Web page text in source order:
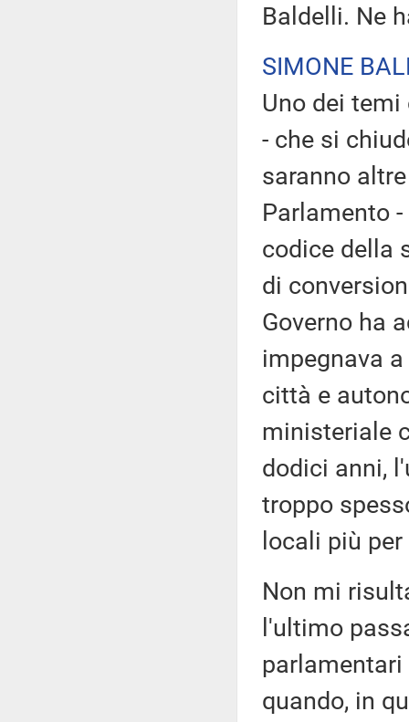
Baldelli. Ne
SIMONE
Uno dei
- che si
saranno
Parlamento
codice della
di
Governo ha
impegnava
città e
ministeriale
dodici anni,
troppo
locali più
Non mi
l'ultimo
quando, in